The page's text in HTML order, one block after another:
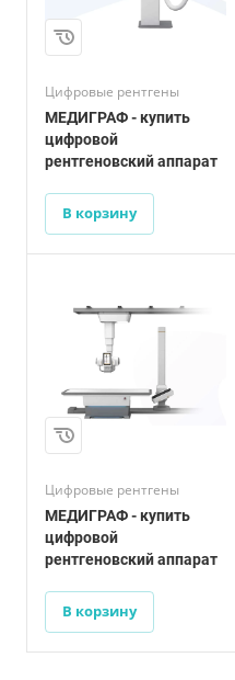
Цифровые рентгены
МЕДИГРАФ - купить
цифровой
рентгеновский аппарат
В корзину
Цифровые рентгены
МЕДИГРАФ - купить
цифровой
рентгеновский аппарат
В корзину